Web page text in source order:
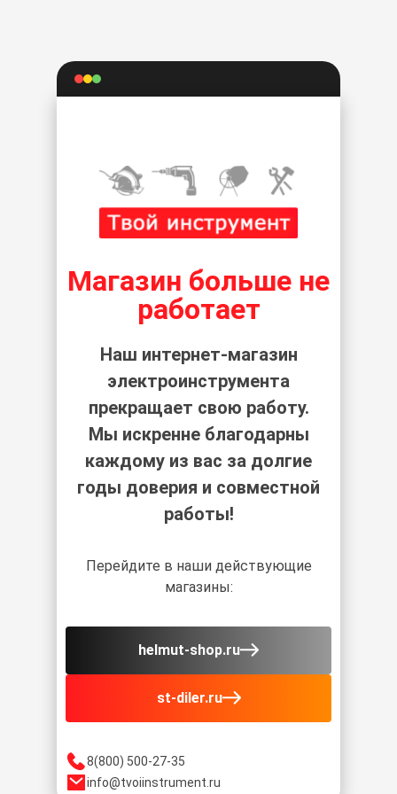
8(800) 500-27-35
info@tvoiinstrument.ru
Магазин больше не
работает
Наш интернет-магазин
электроинструмента
прекращает свою работу.
Мы искренне благодарны
каждому из вас за долгие
годы доверия и совместной
работы!
Перейдите в наши действующие
магазины:
helmut-shop.ru
st-diler.ru